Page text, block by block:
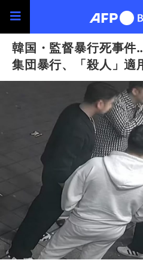
韓国・監督暴行死事
集団暴行、「殺人」適